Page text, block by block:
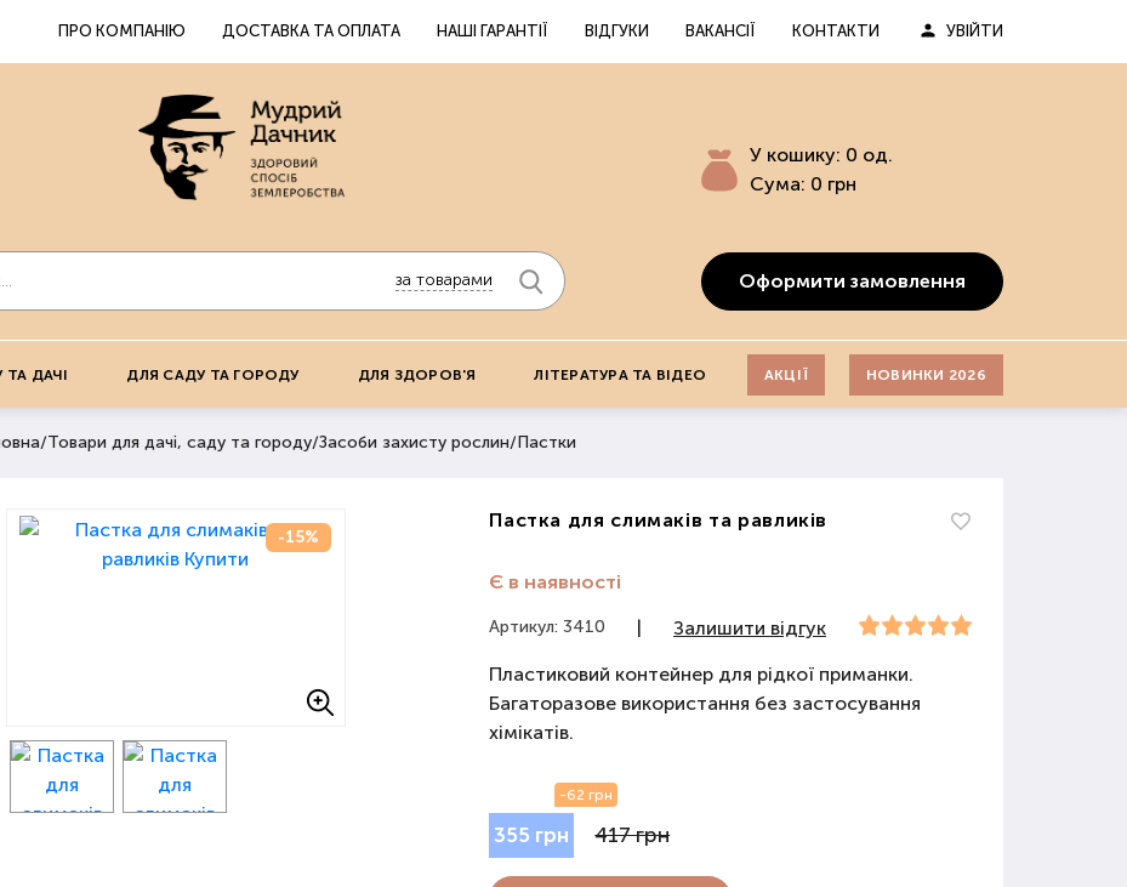
ПРО КОМПАНІЮ ДОСТАВКА ТА ОПЛАТА НАШІ ГАРАНТІЇ ВІДГУКИ ВАКАНСІЇ КОНТАКТИ УВІЙТИ
за товарами
У кошику: 0 од.
Сума: 0 грн
Оформити замовлення
ДАЧІ ДЛЯ САДУ ТА ГОРОДУ ДЛЯ ЗДОРОВ'Я ЛІТЕРАТУРА ТА ВІДЕО АКЦІЇ НОВИНКИ 2026
/Товари для дачі, саду та городу/Засоби захисту рослин/Пастки
-15%
Пастка для слимаків та равликів
Є в наявності
Артикул: 3410 |
Залишити відгук
Пластиковий контейнер для рідкої приманки.
Багаторазове використання без застосування
хімікатів.
355 грн
-62 грн
417 грн